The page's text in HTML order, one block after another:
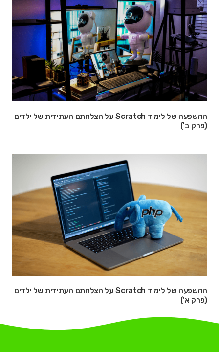
ההשפעה של לימוד Scratch על הצלחתם העתידית של ילדים
(פרק ב')
ההשפעה של לימוד Scratch על הצלחתם העתידית של ילדים
(פרק א')